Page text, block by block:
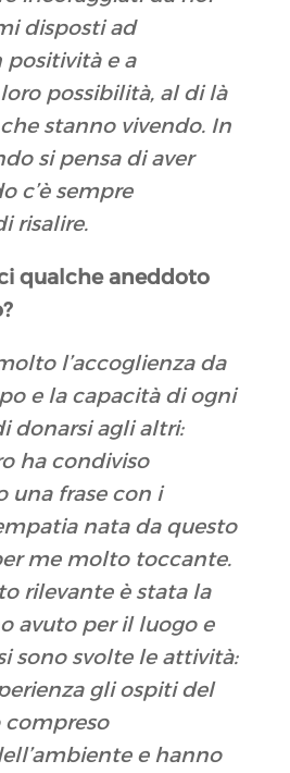
disposti ad
e a
possibilità, al di là
stanno vivendo. In
si pensa di aver
c’è sempre
risalire.
qualche aneddoto
?
l’accoglienza da
e la capacità di ogni
donarsi agli altri:
ha condiviso
una frase con i
nata da questo
me molto toccante.
rilevante è stata la
avuto per il luogo e
sono svolte le attività:
gli ospiti del
compreso
e hanno